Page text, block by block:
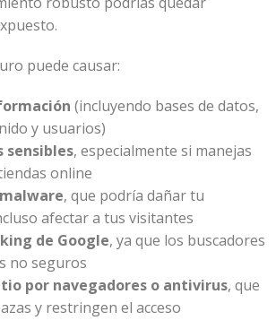
puede causar:
(incluyendo bases de datos,
y usuarios)
sensibles, especialmente si manejas
online
, que podría dañar tu
afectar a tus visitantes
de Google, ya que los buscadores
no seguros
por navegadores o antivirus, que
y restringen el acceso